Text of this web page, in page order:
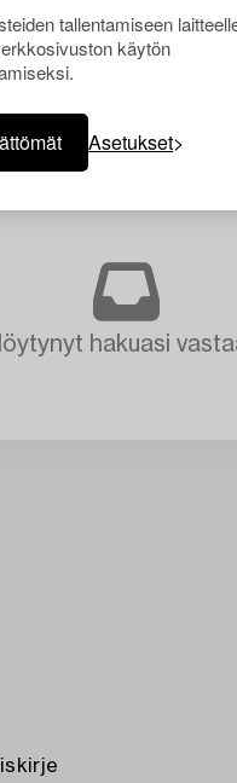
tallentamiseen
käytön
Asetukset
hakuasi